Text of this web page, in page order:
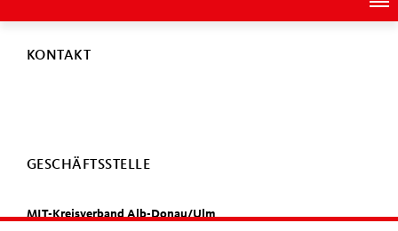
KONTAKT
GESCHÄFTSSTELLE
MIT-Kreisverband Alb-Donau/Ulm